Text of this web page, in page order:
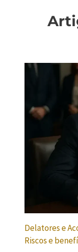
Delatores e
Riscos e